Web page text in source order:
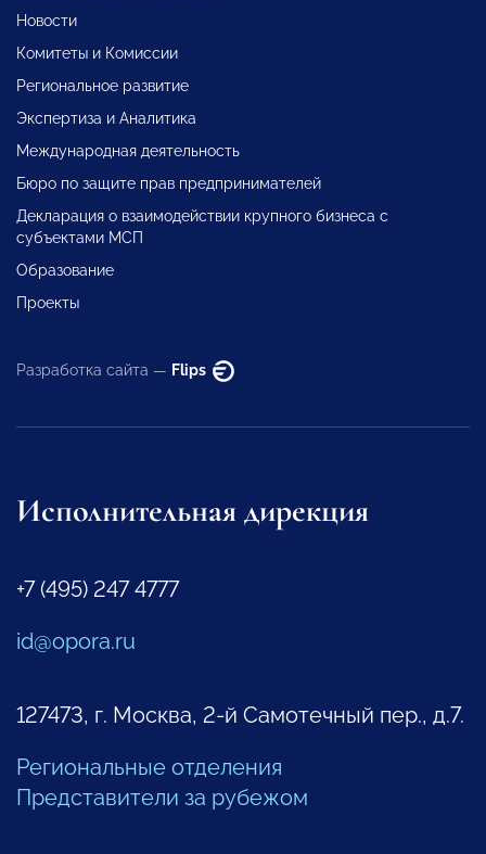
Новости
Комитеты и Комиссии
Региональное развитие
Экспертиза и Аналитика
Международная деятельность
Бюро по защите прав предпринимателей
Декларация о взаимодействии крупного бизнеса с
субъектами МСП
Образование
Проекты
Разработка сайта — Flips
Исполнительная дирекция
+7 (495) 247 4777
id@opora.ru
127473, г. Москва, 2-й Самотечный пер., д.7.
Региональные отделения
Представители за рубежом